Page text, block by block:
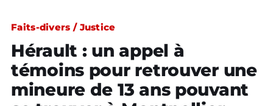
Faits-divers / Justice
Hérault : un appel à
témoins pour retrouver une
mineure de 13 ans pouvant